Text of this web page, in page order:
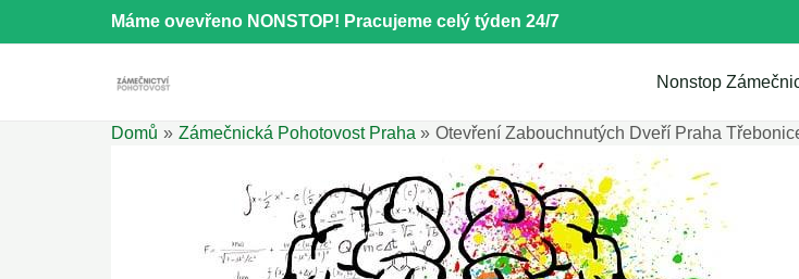
na
Máme ovevřeno NONSTOP! Pracujeme celý týden 24/7
Nonstop
Domů Zámečnická Pohotovost Praha Otevření Zabouchnutých Dveří Praha